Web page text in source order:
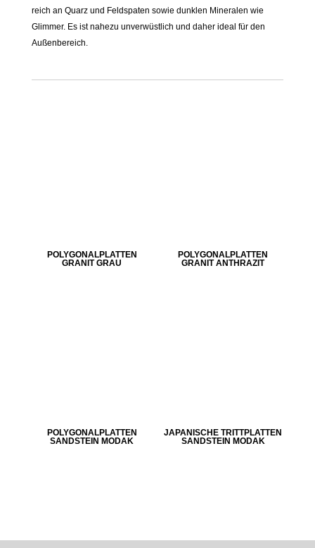
reich an Quarz und Feldspaten sowie dunklen Mineralen wie
Glimmer. Es ist nahezu unverwüstlich und daher ideal für den
Außenbereich.
POLYGONALPLATTEN
GRANIT GRAU
POLYGONALPLATTEN
GRANIT ANTHRAZIT
POLYGONALPLATTEN
SANDSTEIN MODAK
JAPANISCHE TRITTPLATTEN
SANDSTEIN MODAK